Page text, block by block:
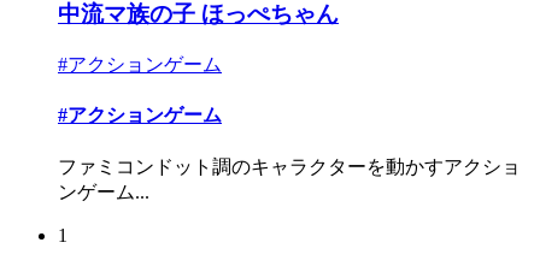
中流マ族の子 ほっぺちゃん
#アクションゲーム
#アクションゲーム
ファミコンドット調のキャラクターを動かすアクショ
ンゲーム...
1